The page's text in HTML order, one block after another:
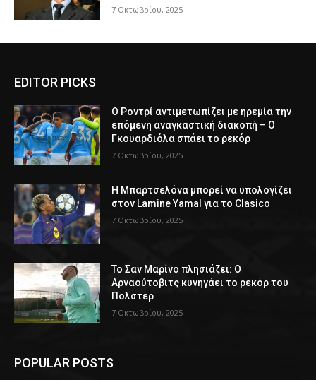
7 Οκτωβρίου, 2025
EDITOR PICKS
Ο Ροντρί αντιμετωπίζει με ηρεμία την
επόμενη αναγκαστική διακοπή – Ο
Γκουαρδιόλα σπάει το ρεκόρ
7 Οκτωβρίου, 2025
Η Μπαρτσελόνα μπορεί να υπολογίζει
στον Lamine Yamal για το Clasico
7 Οκτωβρίου, 2025
Το Σαν Μαρίνο πλησιάζει: Ο
Αρναούτοβιτς κυνηγάει το ρεκόρ του
Πολστερ
7 Οκτωβρίου, 2025
POPULAR POSTS